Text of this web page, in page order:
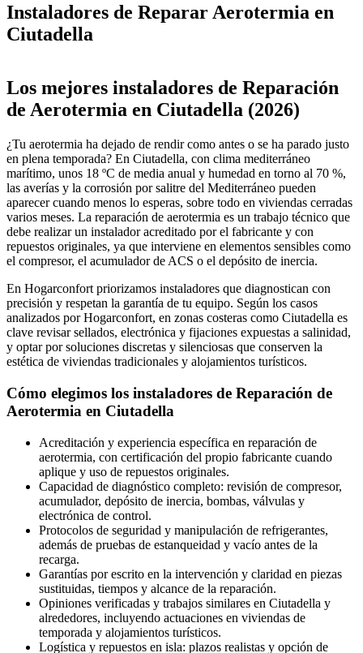
Instaladores de Reparar Aerotermia en
Ciutadella
+
−
Los mejores instaladores de Reparación
de Aerotermia en Ciutadella (2026)
¿Tu aerotermia ha dejado de rendir como antes o se ha parado justo
en plena temporada? En Ciutadella, con clima mediterráneo
marítimo, unos 18 ºC de media anual y humedad en torno al 70 %,
las averías y la corrosión por salitre del Mediterráneo pueden
aparecer cuando menos lo esperas, sobre todo en viviendas cerradas
varios meses. La reparación de aerotermia es un trabajo técnico que
debe realizar un instalador acreditado por el fabricante y con
repuestos originales, ya que interviene en elementos sensibles como
el compresor, el acumulador de ACS o el depósito de inercia.
En Hogarconfort priorizamos instaladores que diagnostican con
precisión y respetan la garantía de tu equipo. Según los casos
analizados por Hogarconfort, en zonas costeras como Ciutadella es
clave revisar sellados, electrónica y fijaciones expuestas a salinidad,
y optar por soluciones discretas y silenciosas que conserven la
estética de viviendas tradicionales y alojamientos turísticos.
Cómo elegimos los instaladores de Reparación de
Aerotermia en Ciutadella
Acreditación y experiencia específica en reparación de
aerotermia, con certificación del propio fabricante cuando
aplique y uso de repuestos originales.
Capacidad de diagnóstico completo: revisión de compresor,
acumulador, depósito de inercia, bombas, válvulas y
electrónica de control.
Protocolos de seguridad y manipulación de refrigerantes,
además de pruebas de estanqueidad y vacío antes de la
recarga.
Garantías por escrito en la intervención y claridad en piezas
sustituidas, tiempos y alcance de la reparación.
Opiniones verificadas y trabajos similares en Ciutadella y
alrededores, incluyendo actuaciones en viviendas de
temporada y alojamientos turísticos.
Logística y repuestos en isla: plazos realistas y opción de